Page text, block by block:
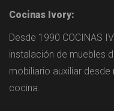
Cocinas Ivory:
Desde 1990 COCINAS
instalación de muebles
mobiliario auxiliar
cocina.